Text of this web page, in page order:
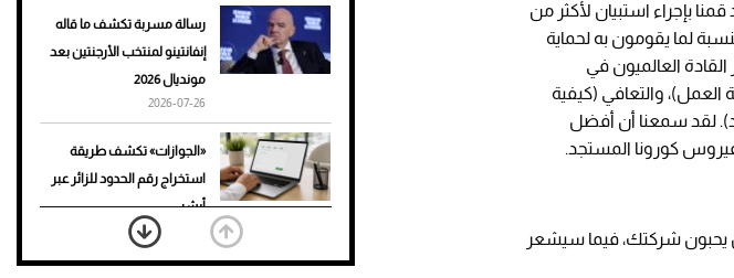
بإجراء استبيان لأكثر من
يوازنون اتصالاتهم بالنسبة لما يقومون به لحماية
القادة العالميون في
والتعافي (كيفية
لقد سمعنا أن أفضل
فيروس كورونا المستجد.
شركتك، فيما سيشعر
رسالة مسربة تكشف ما قاله
إنفانتينو لمنتخب الأرجنتين بعد
مونديال 2026
2026-07-26
«الجوازات» تكشف طريقة
استخراج رقم الحدود للزائر عبر
أبشر
2026-07-26